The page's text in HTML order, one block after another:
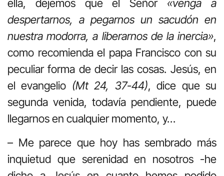
ella, dejemos que el Señor «venga a
despertarnos, a pegarnos un sacudón en
nuestra modorra, a liberarnos de la inercia»,
como recomienda el papa Francisco con su
peculiar forma de decir las cosas. Jesús, en
el evangelio (Mt 24, 37-44), dice que su
segunda venida, todavía pendiente, puede
llegarnos en cualquier momento, y…
– Me parece que hoy has sembrado más
inquietud que serenidad en nosotros -he